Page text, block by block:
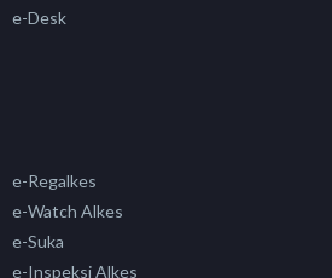
e-Desk
e-Regalkes
e-Watch Alkes
e-Suka
e-Inspeksi Alkes